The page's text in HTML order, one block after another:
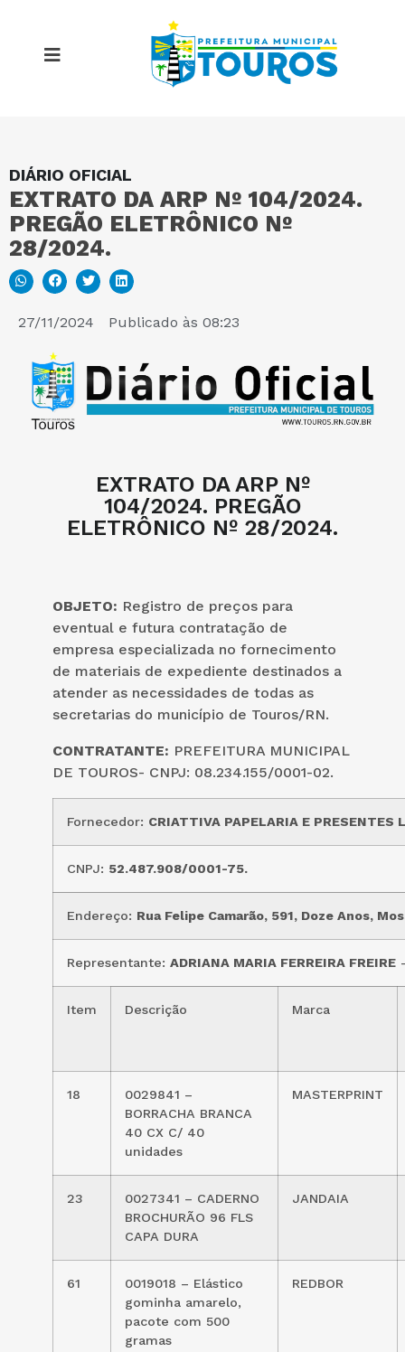
DIÁRIO OFICIAL
EXTRATO DA ARP Nº 104/2024.
PREGÃO ELETRÔNICO Nº
28/2024.
27/11/2024 Publicado às 08:23
EXTRATO DA ARP Nº
104/2024. PREGÃO
ELETRÔNICO Nº 28/2024.
OBJETO: Registro de preços para
eventual e futura contratação de
empresa especializada no fornecimento
de materiais de expediente destinados a
atender as necessidades de todas as
secretarias do município de Touros/RN.
CONTRATANTE: PREFEITURA MUNICIPAL
DE TOUROS- CNPJ: 08.234.155/0001-02.
Fornecedor: CRIATTIVA PAPELARIA E PRESENTES
CNPJ: 52.487.908/0001-75.
Endereço: Rua Felipe Camarão, 591, Doze Anos,
Representante: ADRIANA MARIA FERREIRA FREIRE
Item Descrição Marca
18
0029841 –
BORRACHA BRANCA
40 CX C/ 40
unidades
MASTERPRINT
23
0027341 – CADERNO
BROCHURÃO 96 FLS
CAPA DURA
JANDAIA
61
0019018 – Elástico
gominha amarelo,
pacote com 500
gramas
REDBOR
MAPA DO SITE
E-SIC